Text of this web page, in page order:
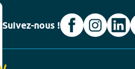
Suivez-nous !